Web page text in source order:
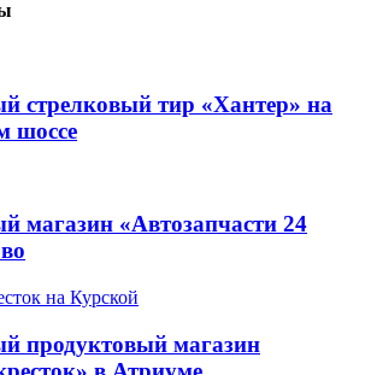
стрелковый тир «Хантер» на
шоссе
магазин «Автозапчасти 24
продуктовый магазин